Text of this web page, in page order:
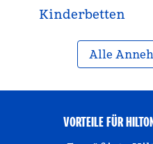
Kinderbetten
Alle
VORTEILE FÜR